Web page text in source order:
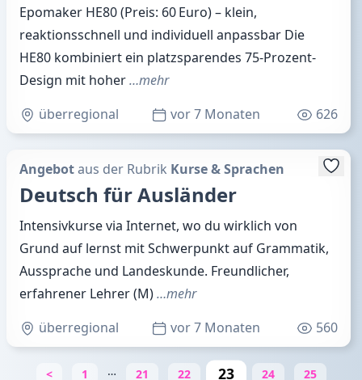
Epomaker HE80 (Preis: 60 Euro) – klein,
reaktionsschnell und individuell anpassbar Die
HE80 kombiniert ein platzsparendes 75-Prozent-
Design mit hoher…mehr
überregional
vor 7 Monaten 626
Angebotaus der Rubrik Kurse & Sprachen
Deutsch für Ausländer
Intensivkurse via Internet, wo du wirklich von
Grund auf lernst mit Schwerpunkt auf Grammatik,
Aussprache und Landeskunde. Freundlicher,
erfahrener Lehrer (M)…mehr
überregional
vor 7 Monaten 560
< 1 … 21 22 23 24 25